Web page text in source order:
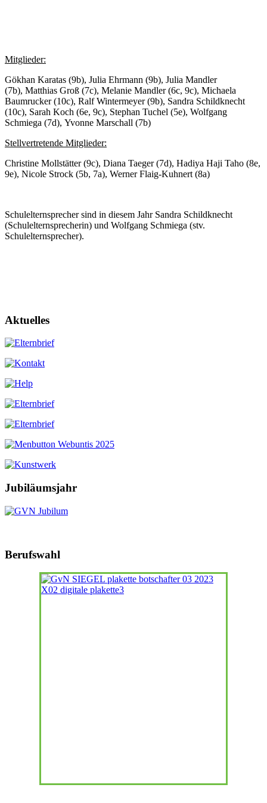
Mitglieder:
Gökhan Karatas (9b), Julia Ehrmann (9b), Julia Mandler
(7b), Matthias Groß (7c), Melanie Mandler (6c, 9c), Michaela
Baumrucker (10c), Ralf Wintermeyer (9b), Sandra Schildknecht
(10c), Sarah Koch (6e, 9c), Stephan Tuchel (5e), Wolfgang
Schmiega (7d), Yvonne Marschall (7b)
Stellvertretende Mitglieder:
Christine Mollstätter (9c), Diana Taeger (7d), Hadiya Haji Taho (8e,
9e), Nicole Strock (5b, 7a), Werner Flaig-Kuhnert (8a)
Schulelternsprecher sind in diesem Jahr Sandra Schildknecht
(Schulelternsprecherin) und Wolfgang Schmiega (stv.
Schulelternsprecher).
Aktuelles
Jubiläumsjahr
Berufswahl